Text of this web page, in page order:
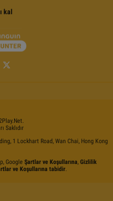
kal
.net.
Saklıdır
1 Lockhart Road, Wan Chai, Hong Kong
Google Şartlar ve Koşullarına, Gizlilik
ve Koşullarına tabidir.